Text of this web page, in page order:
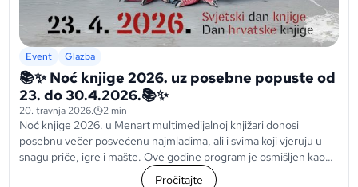
Event Glazba
📚✨ Noć knjige 2026. uz posebne popuste od
23. do 30.4.2026.📚✨
20. travnja 2026. 2 min
Noć knjige 2026. u Menart multimedijalnoj knjižari donosi
posebnu večer posvećenu najmlađima, ali i svima koji vjeruju u
snagu priče, igre i mašte. Ove godine program je osmišljen kao
spoj kreativnih radionica,... Pročitajte